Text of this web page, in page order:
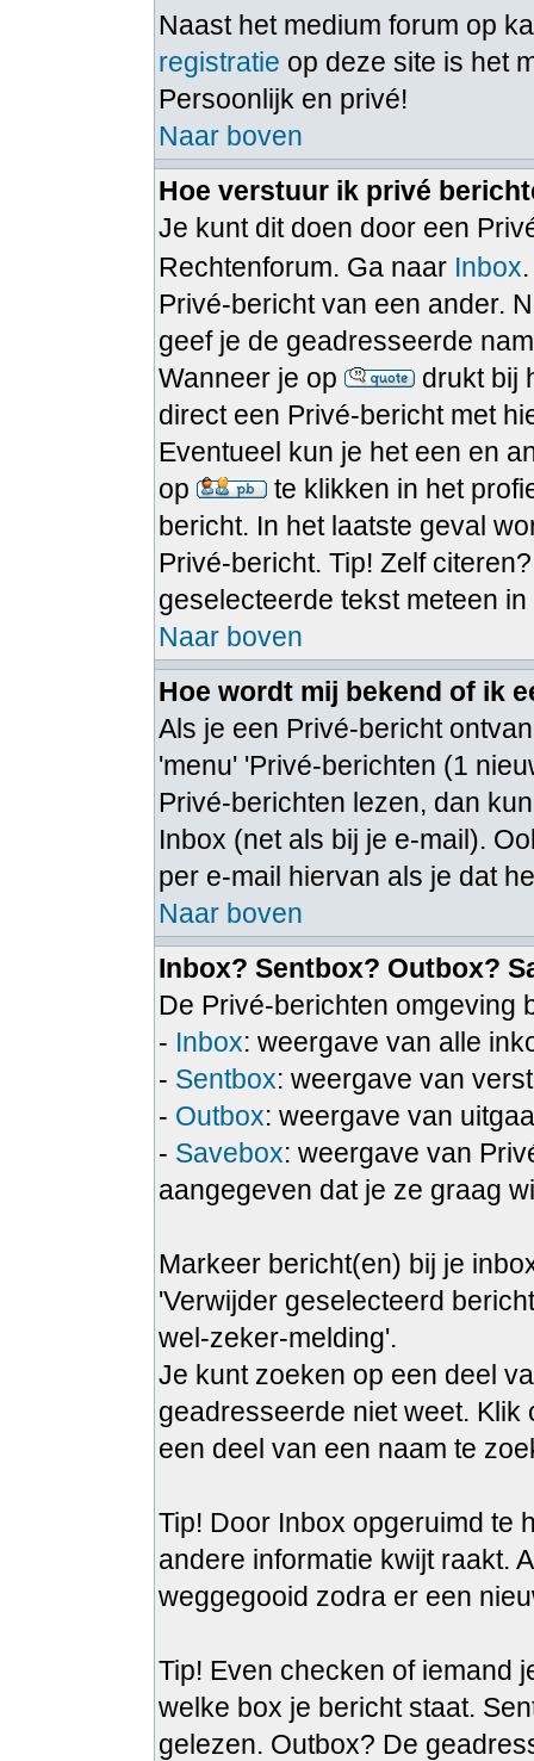
Naast het medium forum op
registratie op deze site is het
Persoonlijk en privé!
Naar boven
Hoe verstuur ik privé
Je kunt dit doen door een
Rechtenforum. Ga naar Inbox
Privé-bericht van een ander.
geef je de geadresseerde
Wanneer je op
drukt bij
direct een Privé-bericht met
Eventueel kun je het een en
op
te klikken in het
bericht. In het laatste geval
Privé-bericht. Tip! Zelf
geselecteerde tekst meteen
Naar boven
Hoe wordt mij bekend of ik
Als je een Privé-bericht
'menu' 'Privé-berichten (1
Privé-berichten lezen, dan
Inbox (net als bij je e-mail).
per e-mail hiervan als je dat
Naar boven
Inbox? Sentbox? Outbox?
De Privé-berichten omgeving
- Inbox: weergave van alle
- Sentbox: weergave van
- Outbox: weergave van
- Savebox: weergave van
aangegeven dat je ze graag
Markeer bericht(en) bij je
'Verwijder geselecteerd
wel-zeker-melding'.
Je kunt zoeken op een deel
geadresseerde niet weet.
een deel van een naam te
Tip! Door Inbox opgeruimd te
andere informatie kwijt raakt.
weggegooid zodra er een
Tip! Even checken of iemand
welke box je bericht staat.
gelezen. Outbox? De